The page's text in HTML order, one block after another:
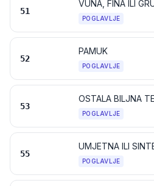
51
POGLAVLJE
52
PAMUK
POGLAVLJE
53
POGLAVLJE
55
POGLAVLJE